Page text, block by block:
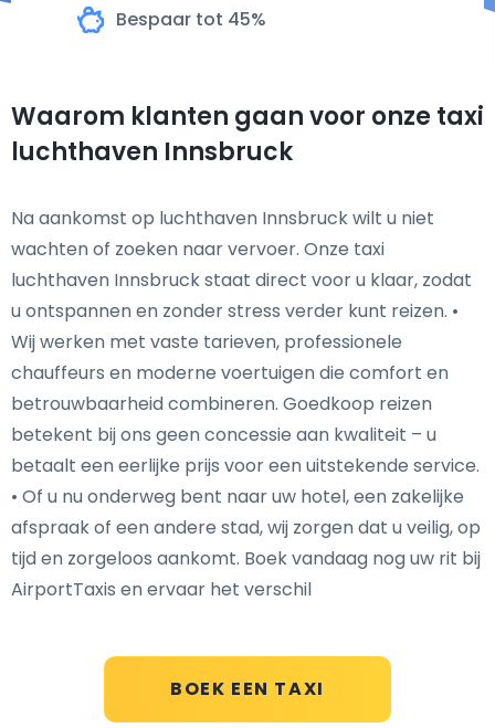
Bespaar tot 45%
BOEK EEN TAXI
Waarom klanten gaan voor onze taxi
luchthaven Innsbruck
Na aankomst op luchthaven Innsbruck wilt u niet
wachten of zoeken naar vervoer. Onze taxi
luchthaven Innsbruck staat direct voor u klaar, zodat
u ontspannen en zonder stress verder kunt reizen. •
Wij werken met vaste tarieven, professionele
chauffeurs en moderne voertuigen die comfort en
betrouwbaarheid combineren. Goedkoop reizen
betekent bij ons geen concessie aan kwaliteit – u
betaalt een eerlijke prijs voor een uitstekende service.
• Of u nu onderweg bent naar uw hotel, een zakelijke
afspraak of een andere stad, wij zorgen dat u veilig, op
tijd en zorgeloos aankomt. Boek vandaag nog uw rit bij
AirportTaxis en ervaar het verschil